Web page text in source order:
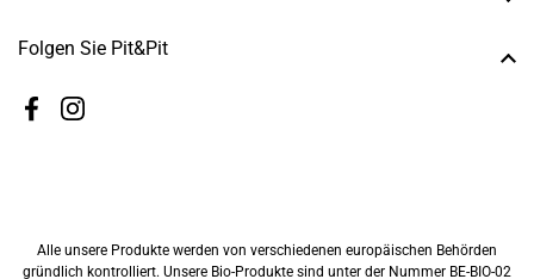
Folgen Sie Pit&Pit
FacebookInstagram
Alle unsere Produkte werden von verschiedenen europäischen Behörden
gründlich kontrolliert. Unsere Bio-Produkte sind unter der Nummer BE-BIO-02